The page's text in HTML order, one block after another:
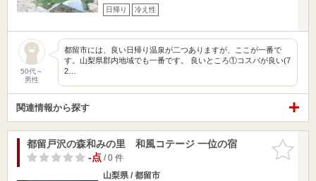
日帰り 冷え性
50代～
男性
都留市には、良い日帰り温泉が二つありますが、ここが一番で
す。山梨県郡内地域でも一番です。 良いところ①コスパが良い(7
2…
関連情報から探す
お気に入
りに追加
都留戸沢の森和みの里 和風コテージ 一位の宿
-点/ 0 件
山梨県 / 都留市